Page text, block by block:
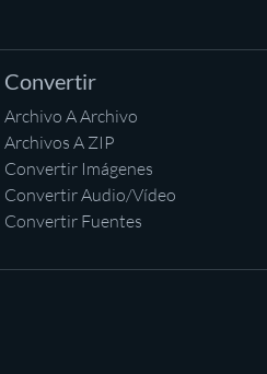
Convertir
Archivo A Archivo
Archivos A ZIP
Convertir Imágenes
Convertir Audio/Vídeo
Convertir Fuentes